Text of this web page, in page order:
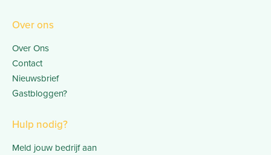
Over ons
Over Ons
Contact
Nieuwsbrief
Gastbloggen?
Hulp nodig?
Meld jouw bedrijf aan